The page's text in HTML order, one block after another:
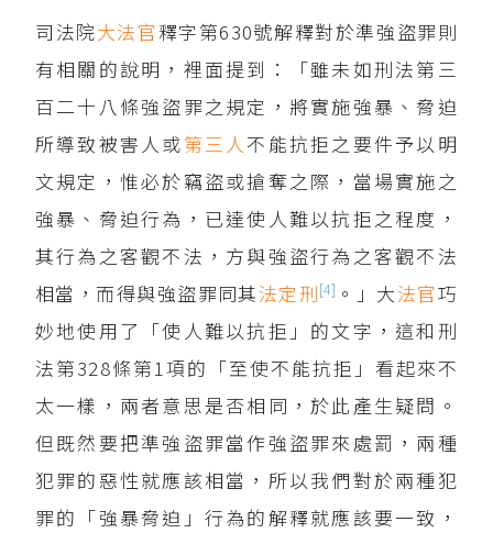
司法院大法官 釋字第630號解釋對於準強盜罪則
有相關的說明，裡面提到：「雖未如刑法第三
百二十八條強盜罪之規定，將實施強暴、脅迫
所導致被害人或第三人不能抗拒之要件予以明
文規定，惟必於竊盜或搶奪之際，當場實施之
強暴、脅迫行為，已達使人難以抗拒之程度，
其行為之客觀不法，方與強盜行為之客觀不法
相當，而得與強盜罪同其法定刑[4] 。」大法官巧
妙地使用了「使人難以抗拒」的文字，這和刑
法第328條第1項的「至使不能抗拒」看起來不
太一樣，兩者意思是否相同，於此產生疑問。
但既然要把準強盜罪當作強盜罪來處罰，兩種
犯罪的惡性就應該相當，所以我們對於兩種犯
罪的「強暴脅迫」行為的解釋就應該要一致，